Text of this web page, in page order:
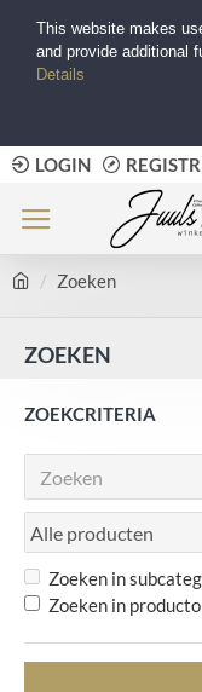
LOGIN
Zoeken
ZOEKEN
ZOEKCRITERIA
Zoeken in
Zoeken in
This website makes
and provide additional
Details